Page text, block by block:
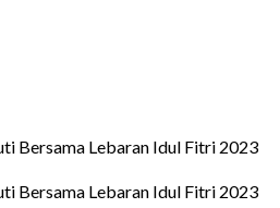
Bersama Lebaran Idul Fitri 2023
Bersama Lebaran Idul Fitri 2023